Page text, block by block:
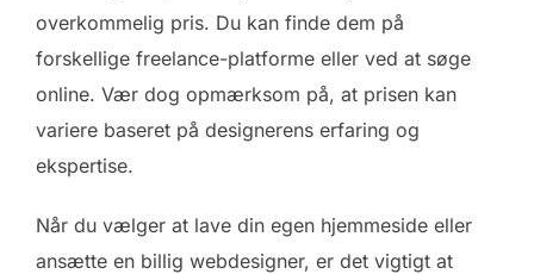
overkommelig pris. Du kan finde dem på
forskellige freelance-platforme eller ved at søge
online. Vær dog opmærksom på, at prisen kan
variere baseret på designerens erfaring og
ekspertise.
Når du vælger at lave din egen hjemmeside eller
ansætte en billig webdesigner, er det vigtigt at